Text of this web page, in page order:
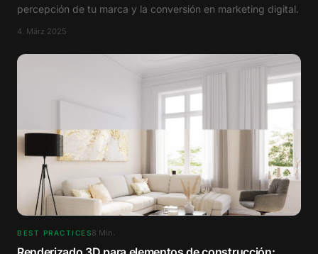
percepción de tu marca y la conversión en marketing digital.
4. März 2025
BEST PRACTICES8 Min.